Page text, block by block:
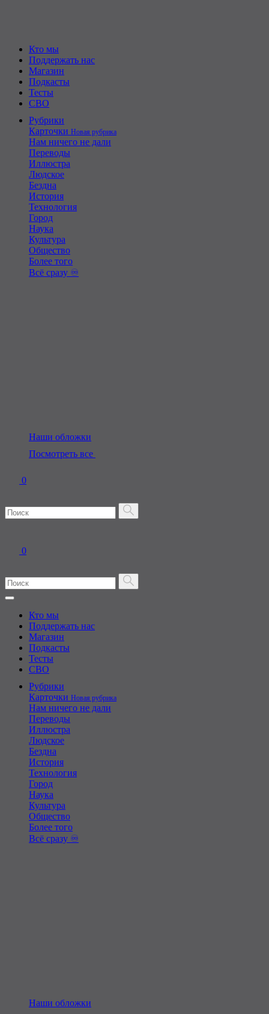
Кто мы
Поддержать нас
Магазин
Подкасты
Тесты
СВО
Рубрики
Карточки Новая рубрика
Нам ничего не дали
Переводы
Иллюстра
Людское
Бездна
История
Технология
Город
Наука
Культура
Общество
Более того
Всё сразу ♾️
Наши обложки
Посмотреть все
0
0
Кто мы
Поддержать нас
Магазин
Подкасты
Тесты
СВО
Рубрики
Карточки Новая рубрика
Нам ничего не дали
Переводы
Иллюстра
Людское
Бездна
История
Технология
Город
Наука
Культура
Общество
Более того
Всё сразу ♾️
Наши обложки